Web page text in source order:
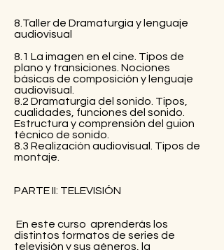
8.Taller de Dramaturgia y lenguaje
audiovisual
8.1 La imagen en el cine. Tipos de
plano y transiciones. Nociones
básicas de composición y lenguaje
audiovisual.
8.2 Dramaturgia del sonido. Tipos,
cualidades, funciones del sonido.
Estructura y comprensión del guion
técnico de sonido.
8.3 Realización audiovisual. Tipos de
montaje.
​PARTE II: TELEVISIÓN
En este curso aprenderás los
distintos formatos de series de
televisión y sus géneros, la